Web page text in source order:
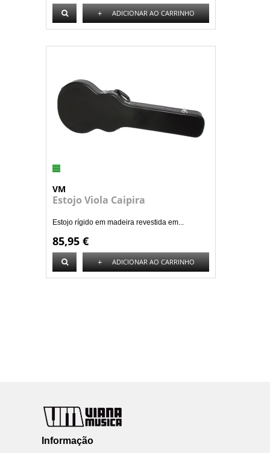
+ ADICIONAR AO CARRINHO
VM
Estojo Viola Caipira
Estojo rígido em madeira revestida em...
85,95 €
+ ADICIONAR AO CARRINHO
Informação